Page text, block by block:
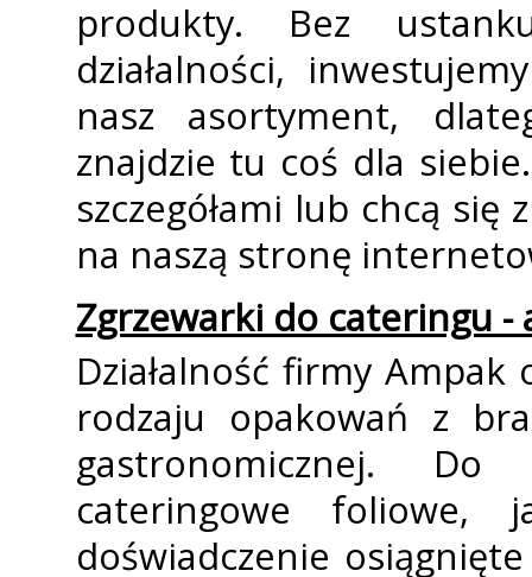
produkty. Bez
działalności,
nasz asortyment,
znajdzie tu coś dla
szczegółami lub chcą
na naszą stronę
Zgrzewarki do cateringu -
Działalność firmy
rodzaju opakowań z
gastronomicznej.
cateringowe foliowe,
doświadczenie